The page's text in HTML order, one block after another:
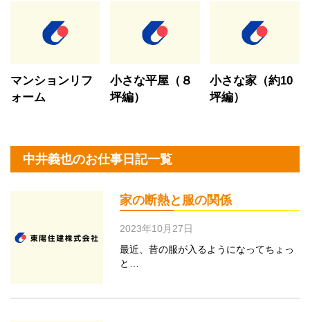
マンションリフ
ォーム
小さな平屋（８
坪編）
小さな家（約10
坪編）
中井義也のお仕事日記一覧
家の断熱と服の関係
2023年10月27日
最近、昔の服が入るようになってちょっ
と…